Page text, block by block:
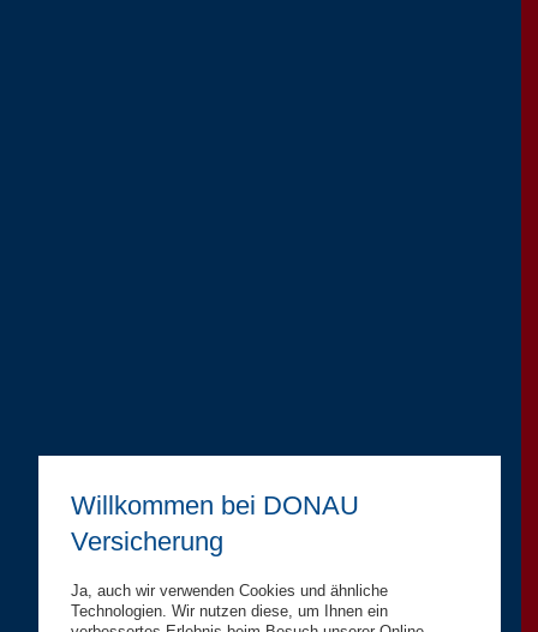
Willkommen bei DONAU
Versicherung
Ja, auch wir verwenden Cookies und ähnliche
Technologien. Wir nutzen diese, um Ihnen ein